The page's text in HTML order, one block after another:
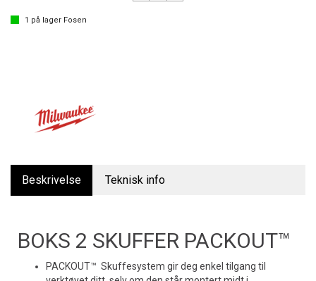
1 på lager Fosen
Beskrivelse Teknisk info
BOKS 2 SKUFFER PACKOUT™
PACKOUT™ Skuffesystem gir deg enkel tilgang til